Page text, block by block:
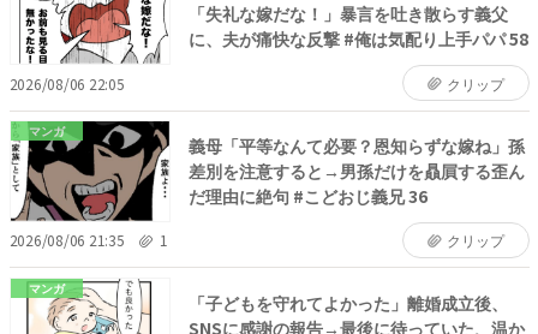
「失礼な嫁だな！」暴言を吐き散らす義父
に、夫が痛快な反撃 #俺は気配り上手パパ 58
2026/08/06 22:05 クリップ
マンガ
義母「平等なんて必要？恩知らずな嫁ね」孫
差別を注意すると→男孫だけを贔屓する歪ん
だ理由に絶句 #こどおじ義兄 36
2026/08/06 21:35 1 クリップ
マンガ
「子どもを守れてよかった」離婚成立後、
SNSに感謝の報告→最後に待っていた、温か